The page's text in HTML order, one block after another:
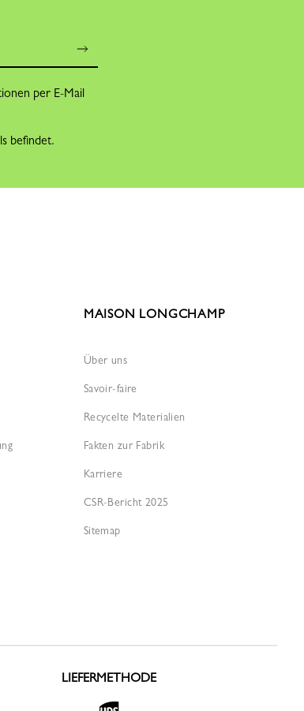
per E-Mail
befindet.
MAISON LONGCHAMP
Über uns
Savoir-faire
Recycelte Materialien
Fakten zur Fabrik
Karriere
CSR-Bericht 2025
Sitemap
LIEFERMETHODE